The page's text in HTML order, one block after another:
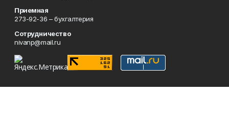
Приемная
273-92-36 – бухгалтерия
Сотрудничество
nivanp@mail.ru